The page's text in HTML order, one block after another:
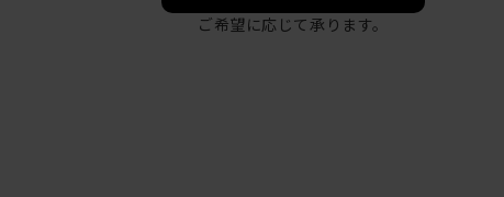
ご希望に応じて承ります。